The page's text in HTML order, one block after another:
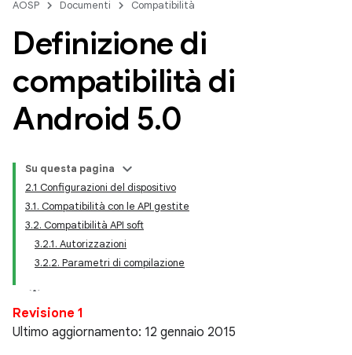
AOSP Documenti Compatibilità
Definizione di
compatibilità di
Android 5.0
Su questa pagina
2.1 Configurazioni del dispositivo
3.1. Compatibilità con le API gestite
3.2. Compatibilità API soft
3.2.1. Autorizzazioni
3.2.2. Parametri di compilazione
Revisione 1
Ultimo aggiornamento: 12 gennaio 2015